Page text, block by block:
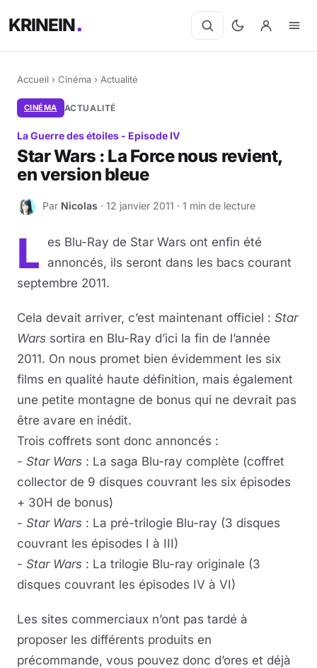
KRINEIN
Accueil › Cinéma › Actualité
CINÉMA ACTUALITÉ
La Guerre des étoiles - Episode IV
Star Wars : La Force nous revient,
en version bleue
N Par Nicolas · 12 janvier 2011 · 1 min de lecture
L
es Blu-Ray de Star Wars ont enfin été
annoncés, ils seront dans les bacs courant
septembre 2011.
Cela devait arriver, c’est maintenant officiel : Star
Wars sortira en Blu-Ray d’ici la fin de l’année
2011. On nous promet bien évidemment les six
films en qualité haute définition, mais également
une petite montagne de bonus qui ne devrait pas
être avare en inédit.
Trois coffrets sont donc annoncés :
- Star Wars : La saga Blu-ray complète (coffret
collector de 9 disques couvrant les six épisodes
+ 30H de bonus)
- Star Wars : La pré-trilogie Blu-ray (3 disques
couvrant les épisodes I à III)
- Star Wars : La trilogie Blu-ray originale (3
disques couvrant les épisodes IV à VI)
Les sites commerciaux n’ont pas tardé à
proposer les différents produits en
précommande, vous pouvez donc d’ores et déjà